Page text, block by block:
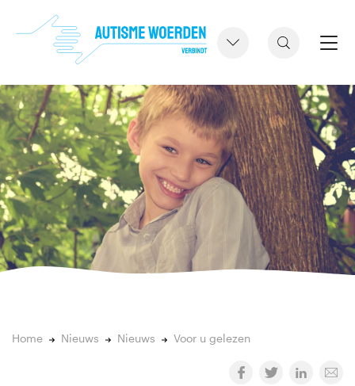
Home Nieuws Nieuws Voor u gelezen